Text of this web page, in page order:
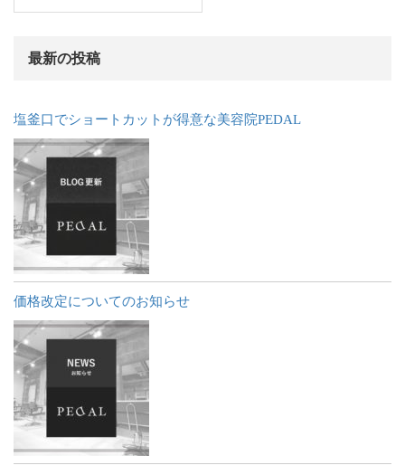
最新の投稿
塩釜口でショートカットが得意な美容院PEDAL
価格改定についてのお知らせ